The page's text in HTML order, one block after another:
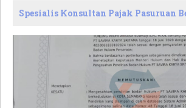
Spesialis Konsultan Pajak Pasuruan